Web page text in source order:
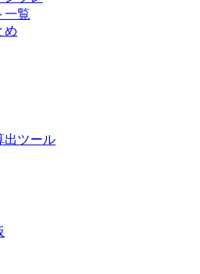
一覧
め
出ツール